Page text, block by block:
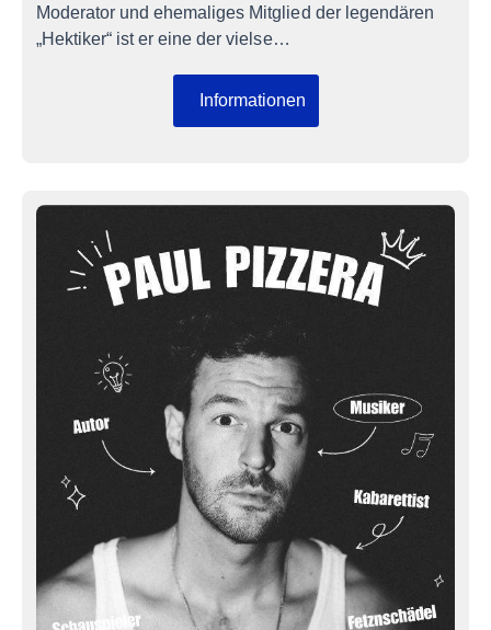
Moderator und ehemaliges Mitglied der legendären
„Hektiker“ ist er eine der vielse…
Informationen